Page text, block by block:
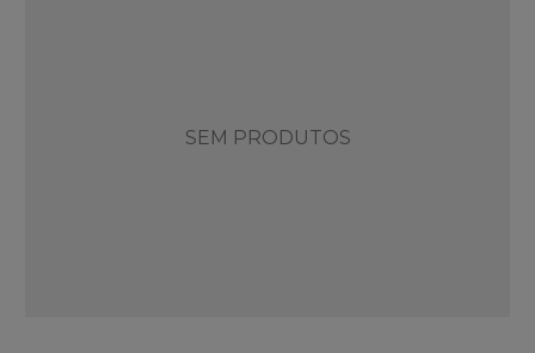
SEM PRODUTOS